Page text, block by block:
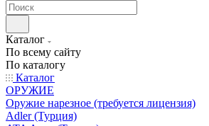
Каталог
По всему сайту
По каталогу
Каталог
ОРУЖИЕ
Оружие нарезное (требуется лицензия)
Adler (Турция)